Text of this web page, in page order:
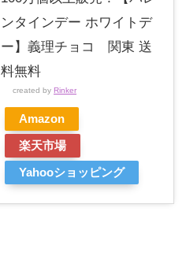
ンタインデー ホワイトデ
ー】義理チョコ 関東 送
料無料
created by Rinker
Amazon
楽天市場
Yahooショッピング